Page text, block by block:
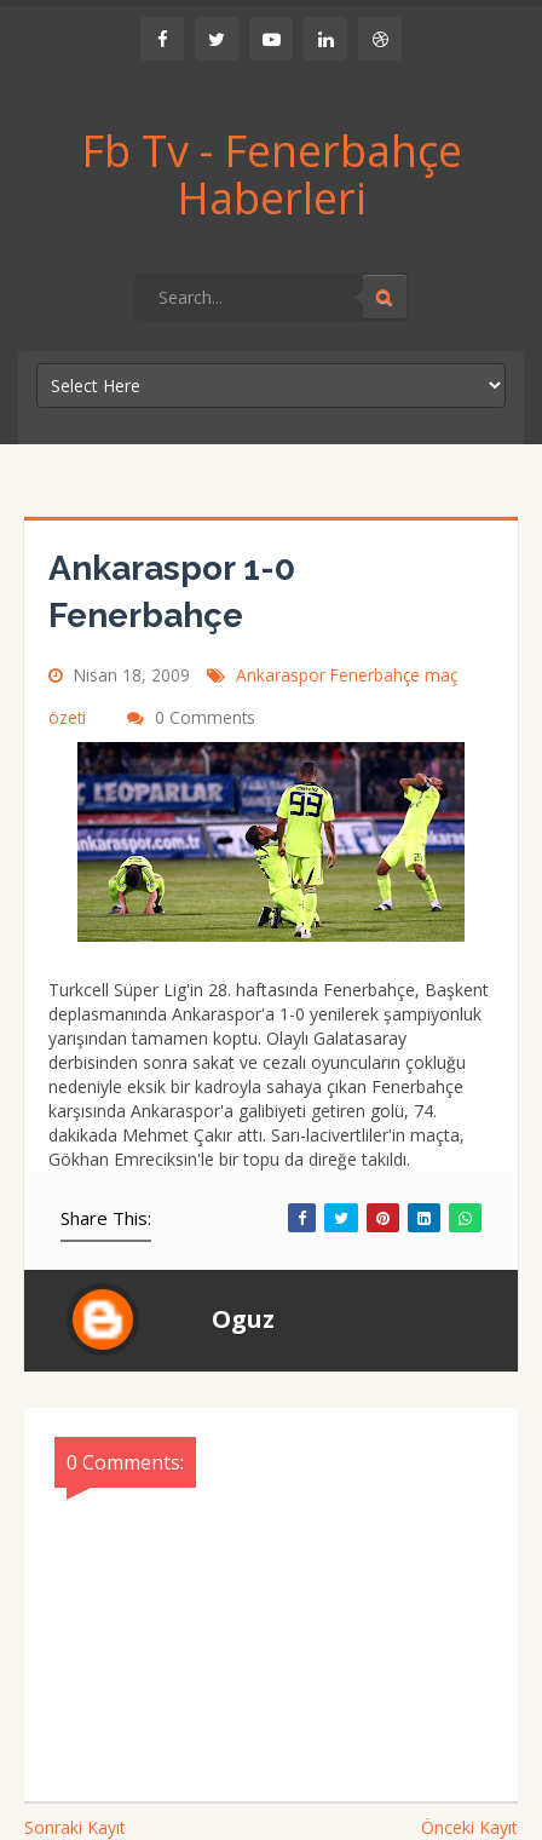
Fb Tv - Fenerbahçe
Haberleri
Ankaraspor 1-0
Fenerbahçe
Nisan 18, 2009
Ankaraspor Fenerbahçe maç
özeti
0 Comments
Turkcell Süper Lig'in 28. haftasında Fenerbahçe, Başkent
deplasmanında Ankaraspor'a 1-0 yenilerek şampiyonluk
yarışından tamamen koptu. Olaylı Galatasaray
derbisinden sonra sakat ve cezalı oyuncuların çokluğu
nedeniyle eksik bir kadroyla sahaya çıkan Fenerbahçe
karşısında Ankaraspor'a galibiyeti getiren golü, 74.
dakikada Mehmet Çakır attı. Sarı-lacivertliler'in maçta,
Gökhan Emreciksin'le bir topu da direğe takıldı.
Share This:
Oguz
0 Comments:
Sonraki Kayıt Önceki Kayıt